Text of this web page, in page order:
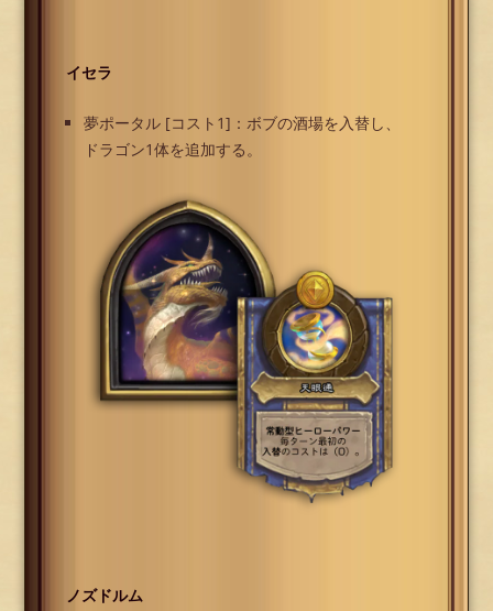
イセラ
夢ポータル [コスト1]：ボブの酒場を入替し、
ドラゴン1体を追加する。
ノズドルム